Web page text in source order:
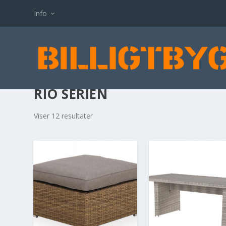
Info
RIO SERIEN
Viser 12 resultater